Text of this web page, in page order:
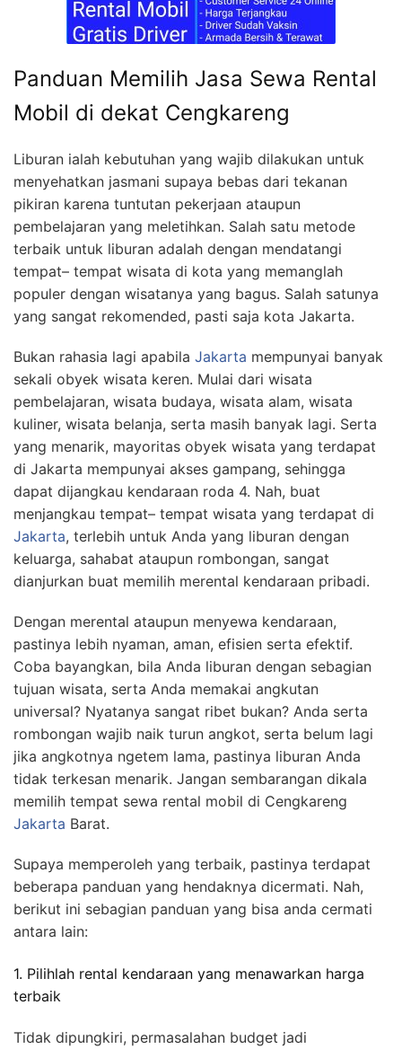
Panduan Memilih Jasa Sewa Rental
Mobil di dekat Cengkareng
Liburan ialah kebutuhan yang wajib dilakukan untuk
menyehatkan jasmani supaya bebas dari tekanan
pikiran karena tuntutan pekerjaan ataupun
pembelajaran yang meletihkan. Salah satu metode
terbaik untuk liburan adalah dengan mendatangi
tempat– tempat wisata di kota yang memanglah
populer dengan wisatanya yang bagus. Salah satunya
yang sangat rekomended, pasti saja kota Jakarta.
Bukan rahasia lagi apabila Jakarta mempunyai banyak
sekali obyek wisata keren. Mulai dari wisata
pembelajaran, wisata budaya, wisata alam, wisata
kuliner, wisata belanja, serta masih banyak lagi. Serta
yang menarik, mayoritas obyek wisata yang terdapat
di Jakarta mempunyai akses gampang, sehingga
dapat dijangkau kendaraan roda 4. Nah, buat
menjangkau tempat– tempat wisata yang terdapat di
Jakarta, terlebih untuk Anda yang liburan dengan
keluarga, sahabat ataupun rombongan, sangat
dianjurkan buat memilih merental kendaraan pribadi.
Dengan merental ataupun menyewa kendaraan,
pastinya lebih nyaman, aman, efisien serta efektif.
Coba bayangkan, bila Anda liburan dengan sebagian
tujuan wisata, serta Anda memakai angkutan
universal? Nyatanya sangat ribet bukan? Anda serta
rombongan wajib naik turun angkot, serta belum lagi
jika angkotnya ngetem lama, pastinya liburan Anda
tidak terkesan menarik. Jangan sembarangan dikala
memilih tempat sewa rental mobil di Cengkareng
Jakarta Barat.
Supaya memperoleh yang terbaik, pastinya terdapat
beberapa panduan yang hendaknya dicermati. Nah,
berikut ini sebagian panduan yang bisa anda cermati
antara lain:
1. Pilihlah rental kendaraan yang menawarkan harga
terbaik
Tidak dipungkiri, permasalahan budget jadi